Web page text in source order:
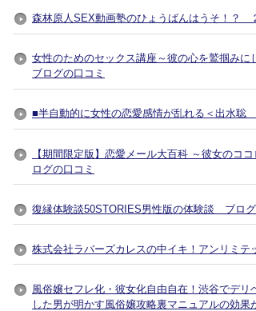
森林原人SEX動画塾のひょうばんはうそ！？
女性のためのセックス講座～彼の心を鷲掴み
ブログの口コミ
■半自動的に女性の恋愛感情が乱れる＜出水
【期間限定版】恋愛メール大百科 ～彼女のコ
ログの口コミ
復縁体験談50STORIES男性版の体験談 ブログ
株式会社ラバーズカレスの中イキ！アンリミテ
風俗嬢セフレ化・彼女化自由自在！渋谷でデリ
した男が明かす風俗嬢攻略裏マニュアルの効果